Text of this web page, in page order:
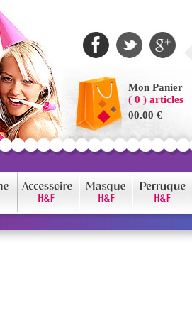
Mon Panier
( 0 ) articles
00.00 €